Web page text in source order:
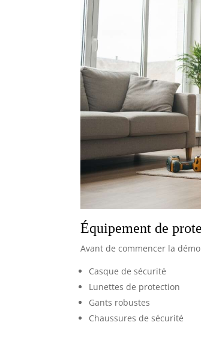
Équipement de
Avant de commencer la
Casque de sécurité
Lunettes de protection
Gants robustes
Chaussures de sécurité